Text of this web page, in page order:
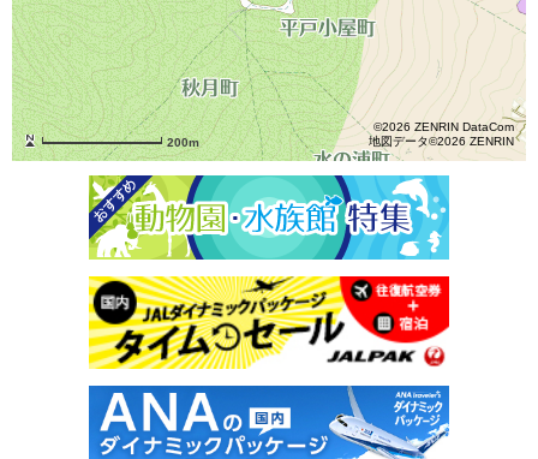
200m
©2026 ZENRIN DataCom
地図データ©2026 ZENRIN